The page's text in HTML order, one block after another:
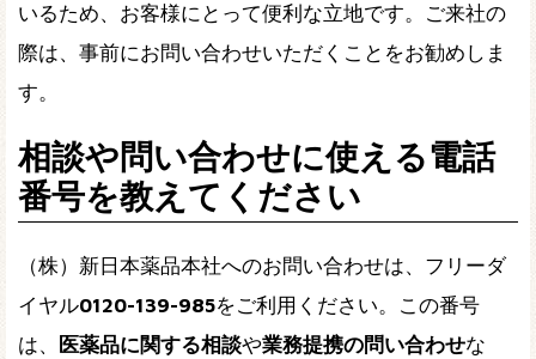
いるため、お客様にとって便利な立地です。ご来社の
際は、事前にお問い合わせいただくことをお勧めしま
す。
相談や問い合わせに使える電話
番号を教えてください
（株）新日本薬品本社へのお問い合わせは、フリーダ
イヤル0120-139-985をご利用ください。この番号
は、
医薬品に関する相談や業務提携の問い合わせな